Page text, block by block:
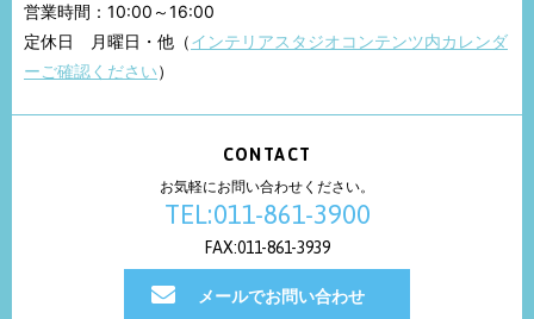
営業時間：10:00～16:00
定休日 月曜日・他（インテリアスタジオコンテンツ内カレンダ
ーご確認ください）
CONTACT
お気軽にお問い合わせください。
TEL:011-861-3900
FAX:011-861-3939
メールでお問い合わせ